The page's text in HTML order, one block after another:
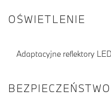
OŚWIETLENIE
Adaptacyjne reflektory LED